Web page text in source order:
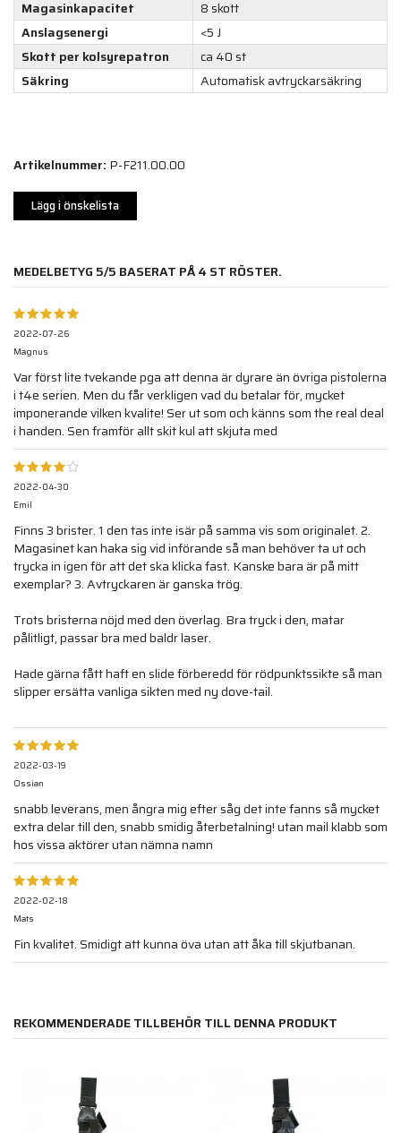
Magasinkapacitet
8 skott
Anslagsenergi
<5 J
Skott per kolsyrepatron
ca 40 st
Säkring
Automatisk avtryckarsäkring
Artikelnummer: P-F211.00.00
Lägg i önskelista
MEDELBETYG 5/5 BASERAT PÅ4 ST RÖSTER.
2022-07-26
Magnus
Var först lite tvekande pga att denna är dyrare än övriga pistolerna
i t4e serien. Men du får verkligen vad du betalar för, mycket
imponerande vilken kvalite! Ser ut som och känns som the real deal
i handen. Sen framför allt skit kul att skjuta med
2022-04-30
Emil
Finns 3 brister. 1 den tas inte isär på samma vis som originalet. 2.
Magasinet kan haka sig vid införande så man behöver ta ut och
trycka in igen för att det ska klicka fast. Kanske bara är på mitt
exemplar? 3. Avtryckaren är ganska trög.
Trots bristerna nöjd med den överlag. Bra tryck i den, matar
pålitligt, passar bra med baldr laser.
Hade gärna fått haft en slide förberedd för rödpunktssikte så man
slipper ersätta vanliga sikten med ny dove-tail.
2022-03-19
Ossian
snabb leverans, men ångra mig efter såg det inte fanns så mycket
extra delar till den, snabb smidig återbetalning! utan mail klabb som
hos vissa aktörer utan nämna namn
2022-02-18
Mats
Fin kvalitet. Smidigt att kunna öva utan att åka till skjutbanan.
REKOMMENDERADE TILLBEHÖR TILL DENNA PRODUKT